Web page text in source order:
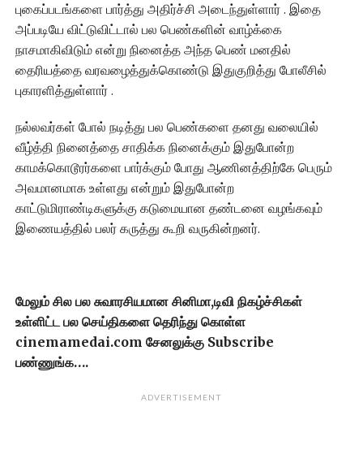
புகைப்படங்களை பார்த்து அதிர்ச்சி அடைந்துள்ளார் . இதை
அப்படியே விட்டுவிட்டால் பல பெண்களின் வாழ்க்கை
நாசமாகிவிடும் என்று நினைத்த அந்த பெண் மனதில்
தைரியத்தை வரவழைத்துக்கொண்டு இதுகுறித்து போலீசில்
புகாரளித்துள்ளார் .
நல்லவர்கள் போல் நடித்து பல பெண்களை தனது வலையில்
வீழ்த்தி நினைத்தை சாதிக்க நினைக்கும் இதுபோன்ற
காமக்கொடூரர்களை பார்க்கும் போது ஆணினத்திற்கே பெரும்
அவமானமாக உள்ளது என்றும் இதுபோன்ற
காட்டுமிராண்டிகளுக்கு கடுமையான தண்டனை வழங்கவும்
இணையத்தில் பலர் கருத்து கூறி வருகின்றனர்.
மேலும் சில பல சுவாரசியமான சினிமா,டிவி நிகழ்ச்சிகள்
உள்ளிட்ட பல செய்திகளை தெரிந்து கொள்ள
cinemamedai.com சேனலுக்கு Subscribe
பண்ணுங்க….
ADVERTISEMENT